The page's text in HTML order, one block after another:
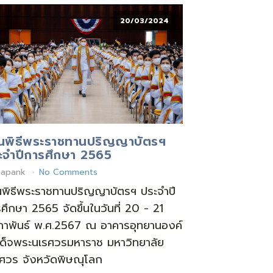
20/03/2024
พิธีพระราชทานปริญญาบัตรฯ
จำปีการศึกษา 2565
No Comments
ธีพระราชทานปริญญาบัตรฯ ประจำปี
กษา 2565 จัดขึ้นในวันที่ 20 - 21
พันธ์ พ.ศ.2567 ณ อาคารอุทยานองค์
จพระนเรศวรมหาราช มหาวิทยาลัย
วร จังหวัดพิษณุโลก